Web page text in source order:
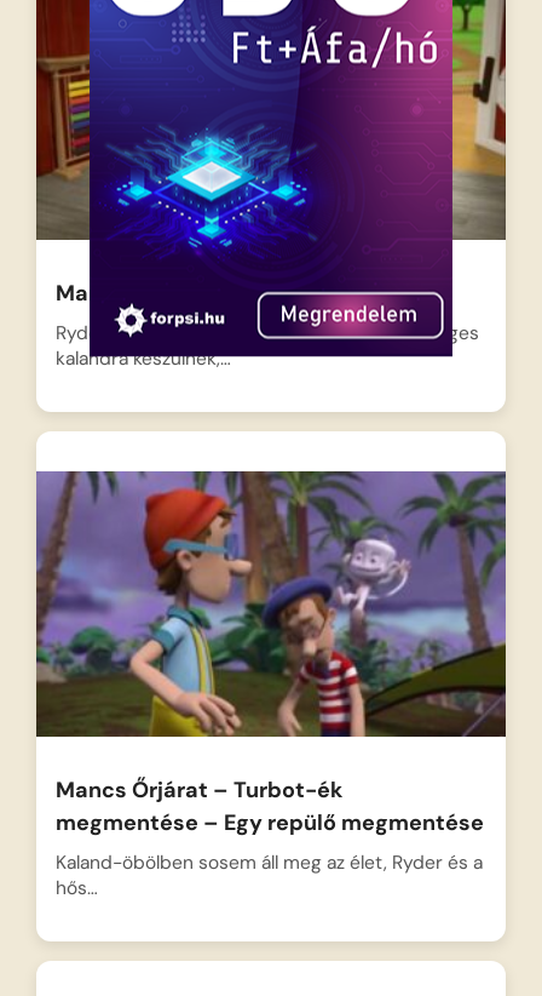
Mancs Őrjárat – Kutyfu
Ryder és a hős kutyusok egy egészen különleges
kalandra készülnek,…
Mancs Őrjárat – Turbot-ék
megmentése – Egy repülő megmentése
Kaland-öbölben sosem áll meg az élet, Ryder és a
hős…